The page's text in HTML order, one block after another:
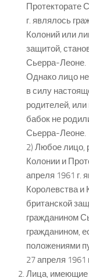
Протекторате
г. являлось
Колоний или
защитой,
Сьерра-Леоне.
Однако лицо
в силу
родителей, или
бабок не
Сьерра-Леоне.
2) Любое лицо,
Колонии и
апреля 1961 г.
Королевства
британской
гражданином
гражданином,
положениями
27 апреля
Лица, имеющие